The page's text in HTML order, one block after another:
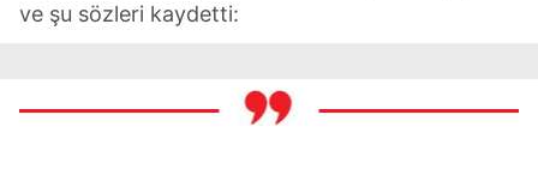
ve şu sözleri kaydetti: